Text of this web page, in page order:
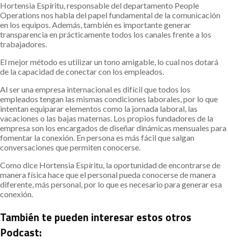
Hortensia Espíritu, responsable del departamento People
Operations nos habla del papel fundamental de la comunicación
en los equipos. Además, también es importante generar
transparencia en prácticamente todos los canales frente a los
trabajadores.
El mejor método es utilizar un tono amigable, lo cual nos dotará
de la capacidad de conectar con los empleados.
Al ser una empresa internacional es difícil que todos los
empleados tengan las mismas condiciones laborales, por lo que
intentan equiparar elementos como la jornada laboral, las
vacaciones o las bajas maternas. Los propios fundadores de la
empresa son los encargados de diseñar dinámicas mensuales para
fomentar la conexión. En persona es más fácil que salgan
conversaciones que permiten conocerse.
Como dice Hortensia Espíritu, la oportunidad de encontrarse de
manera física hace que el personal pueda conocerse de manera
diferente, más personal, por lo que es necesario para generar esa
conexión.
También te pueden interesar estos otros
Podcast: